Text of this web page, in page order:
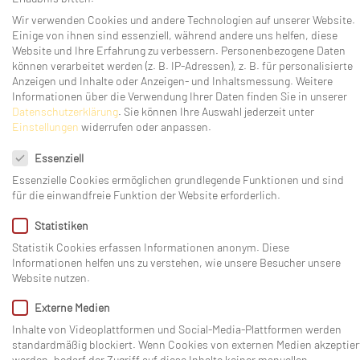
Backofen
Kühlschrank mit Gefrierfach
Spülmaschine
großer Esstisch im Wohnzimmer
ALLES SEHEN
Wir verwenden Cookies und andere Technologien auf unserer Website.
Einige von ihnen sind essenziell, während andere uns helfen, diese
Website und Ihre Erfahrung zu verbessern. Personenbezogene Daten
können verarbeitet werden (z. B. IP-Adressen), z. B. für personalisierte
Anzeigen und Inhalte oder Anzeigen- und Inhaltsmessung. Weitere
Informationen über die Verwendung Ihrer Daten finden Sie in unserer
Datenschutzerklärung. Sie können Ihre Auswahl jederzeit unter
Einstellungen widerrufen oder anpassen.
Essenziell
Essenzielle Cookies ermöglichen grundlegende Funktionen und sind
für die einwandfreie Funktion der Website erforderlich.
Statistiken
Statistik Cookies erfassen Informationen anonym. Diese
Informationen helfen uns zu verstehen, wie unsere Besucher unsere
Website nutzen.
Externe Medien
Inhalte von Videoplattformen und Social-Media-Plattformen werden
standardmäßig blockiert. Wenn Cookies von externen Medien